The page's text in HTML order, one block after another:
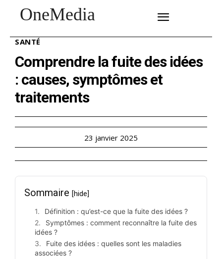
OneMedia
SANTÉ
Comprendre la fuite des idées
: causes, symptômes et
traitements
23 janvier 2025
Sommaire [hide]
Définition : qu’est-ce que la fuite des idées ?
Symptômes : comment reconnaître la fuite des
idées ?
Fuite des idées : quelles sont les maladies
associées ?